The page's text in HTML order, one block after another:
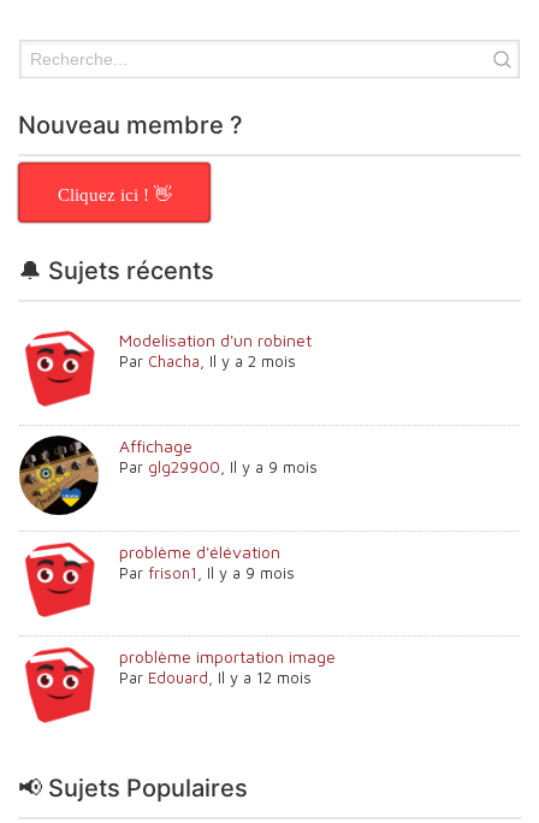
Nouveau membre ?
Cliquez ici ! 👋
🔔 Sujets récents
Modelisation d'un robinet
Par Chacha Il y a 2 mois
Affichage
Par glg29900 Il y a 9 mois
problème d'élévation
Par frison1 Il y a 9 mois
problème importation image
Par Edouard, Il y a 12 mois
📢 Sujets Populaires